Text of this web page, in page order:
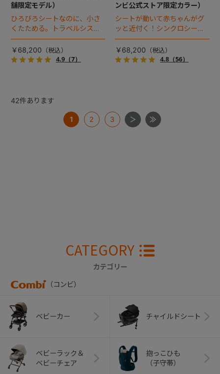
舗限定モデル）
ひろびろシートなのに、小さ
くたためる。トラベルシステ
ム対応ベビーカー。
￥68,200
4.9（7）
ンビ公式ストア限定カラー）
シートが動いて赤ちゃんがグ
ッと近付く！シンクロシート
搭載プレミアムベビーカー。
￥68,200
4.8（56）
42件あります
1 2 3
CATEGORY
カテゴリー
（コンビ）
ベビーカー チャイルドシート
ベビーラック＆
ベビーチェア
抱っこひも
（子守帯）